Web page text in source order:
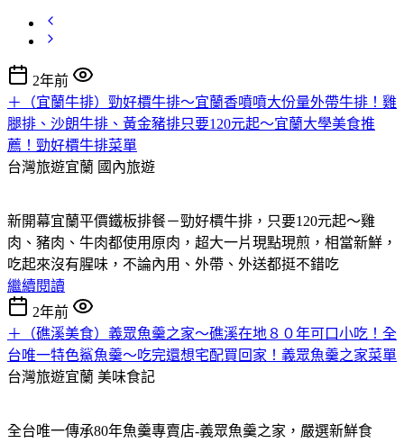
2年前
＋（宜蘭牛排）勁好檟牛排～宜蘭香噴噴大份量外帶牛排！雞
腿排、沙朗牛排、黃金豬排只要120元起～宜蘭大學美食推
薦！勁好檟牛排菜單
台灣旅遊宜蘭 國內旅遊
新開幕宜蘭平價鐵板排餐－勁好檟牛排，只要120元起～雞
肉、豬肉、牛肉都使用原肉，超大一片現點現煎，相當新鮮，
吃起來沒有腥味，不論內用、外帶、外送都挺不錯吃
繼續閱讀
2年前
＋（礁溪美食）義眾魚羹之家～礁溪在地８０年可口小吃！全
台唯一特色鯊魚羹～吃完還想宅配買回家！義眾魚羹之家菜單
台灣旅遊宜蘭 美味食記
全台唯一傳承80年魚羹專賣店-義眾魚羹之家，嚴選新鮮食